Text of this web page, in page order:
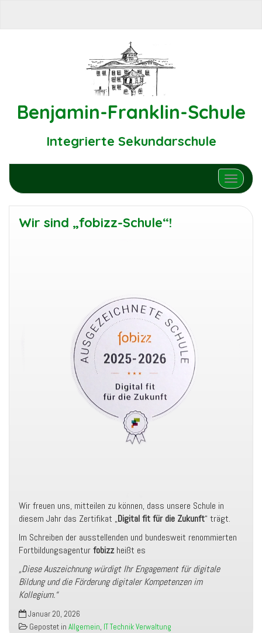
Benjamin-Franklin-Schule
Integrierte Sekundarschule
Schalte
Wir sind „fobizz-Schule“!
Wir freuen uns, mitteilen zu können, dass unsere Schule in
diesem Jahr das Zertifikat „Digital fit für die Zukunft“ trägt.
Im Schreiben der ausstellenden und bundesweit renommierten
Fortbildungsagenturfobizzheißt es
„Diese Auszeichnung würdigt Ihr Engagement für digitale
Bildung und die Förderung digitaler Kompetenzen im
Kollegium.“
Januar 20, 2026
Gepostet in Allgemein, IT Technik Verwaltung